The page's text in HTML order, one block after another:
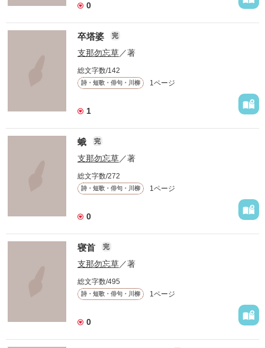
0
卒塔婆 完
支那勿忘草／著
総文字数/142
詩・短歌・俳句・川柳 1ページ
1
蛾 完
支那勿忘草／著
総文字数/272
詩・短歌・俳句・川柳 1ページ
0
寝首 完
支那勿忘草／著
総文字数/495
詩・短歌・俳句・川柳 1ページ
0